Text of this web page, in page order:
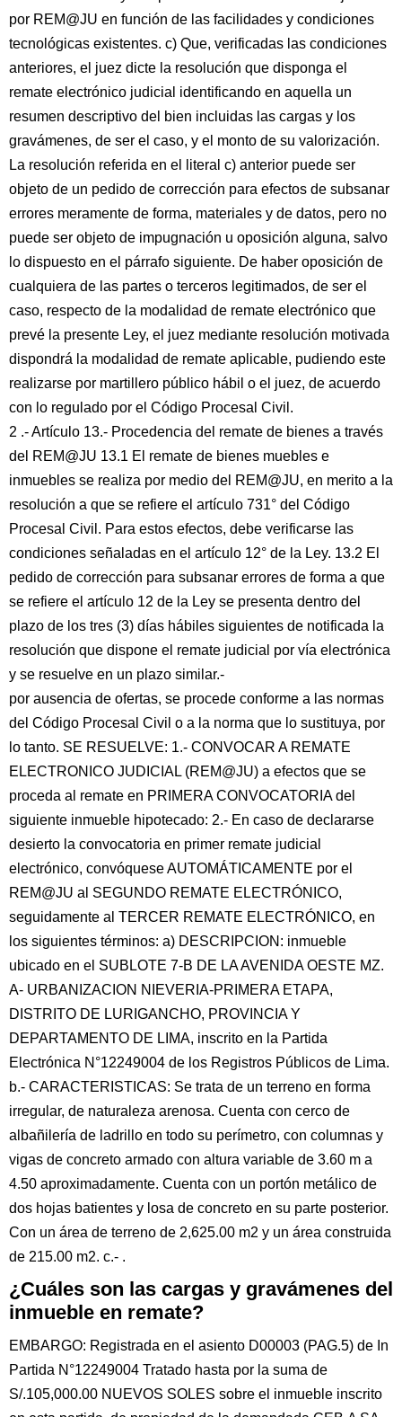
por REM@JU en función de las facilidades y condiciones
tecnológicas existentes. c) Que, verificadas las condiciones
anteriores, el juez dicte la resolución que disponga el
remate electrónico judicial identificando en aquella un
resumen descriptivo del bien incluidas las cargas y los
gravámenes, de ser el caso, y el monto de su valorización.
La resolución referida en el literal c) anterior puede ser
objeto de un pedido de corrección para efectos de subsanar
errores meramente de forma, materiales y de datos, pero no
puede ser objeto de impugnación u oposición alguna, salvo
lo dispuesto en el párrafo siguiente. De haber oposición de
cualquiera de las partes o terceros legitimados, de ser el
caso, respecto de la modalidad de remate electrónico que
prevé la presente Ley, el juez mediante resolución motivada
dispondrá la modalidad de remate aplicable, pudiendo este
realizarse por martillero público hábil o el juez, de acuerdo
con lo regulado por el Código Procesal Civil.
2 .- Artículo 13.- Procedencia del remate de bienes a través
del REM@JU 13.1 El remate de bienes muebles e
inmuebles se realiza por medio del REM@JU, en merito a la
resolución a que se refiere el artículo 731° del Código
Procesal Civil. Para estos efectos, debe verificarse las
condiciones señaladas en el artículo 12° de la Ley. 13.2 El
pedido de corrección para subsanar errores de forma a que
se refiere el artículo 12 de la Ley se presenta dentro del
plazo de los tres (3) días hábiles siguientes de notificada la
resolución que dispone el remate judicial por vía electrónica
y se resuelve en un plazo similar.-
por ausencia de ofertas, se procede conforme a las normas
del Código Procesal Civil o a la norma que lo sustituya, por
lo tanto. SE RESUELVE: 1.- CONVOCAR A REMATE
ELECTRONICO JUDICIAL (REM@JU) a efectos que se
proceda al remate en PRIMERA CONVOCATORIA del
siguiente inmueble hipotecado: 2.- En caso de declararse
desierto la convocatoria en primer remate judicial
electrónico, convóquese AUTOMÁTICAMENTE por el
REM@JU al SEGUNDO REMATE ELECTRÓNICO,
seguidamente al TERCER REMATE ELECTRÓNICO, en
los siguientes términos: a) DESCRIPCION: inmueble
ubicado en el SUBLOTE 7-B DE LA AVENIDA OESTE MZ.
A- URBANIZACION NIEVERIA-PRIMERA ETAPA,
DISTRITO DE LURIGANCHO, PROVINCIA Y
DEPARTAMENTO DE LIMA, inscrito en la Partida
Electrónica N°12249004 de los Registros Públicos de Lima.
b.- CARACTERISTICAS: Se trata de un terreno en forma
irregular, de naturaleza arenosa. Cuenta con cerco de
albañilería de ladrillo en todo su perímetro, con columnas y
vigas de concreto armado con altura variable de 3.60 m a
4.50 aproximadamente. Cuenta con un portón metálico de
dos hojas batientes y losa de concreto en su parte posterior.
Con un área de terreno de 2,625.00 m2 y un área construida
de 215.00 m2. c.- .
¿Cuáles son las cargas y gravámenes del
inmueble en remate?
EMBARGO: Registrada en el asiento D00003 (PAG.5) de In
Partida N°12249004 Tratado hasta por la suma de
S/.105,000.00 NUEVOS SOLES sobre el inmueble inscrito